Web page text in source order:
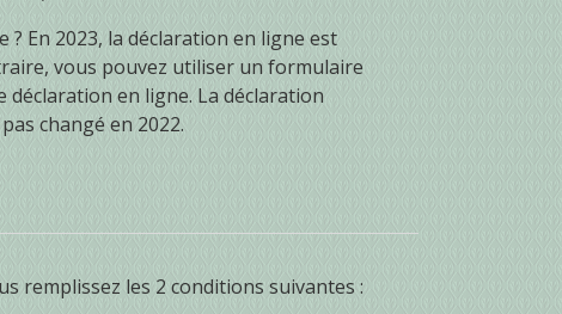
? En 2023, la déclaration en ligne est
vous pouvez utiliser un formulaire
en ligne. La déclaration
changé en 2022.
remplissez les 2 conditions suivantes :